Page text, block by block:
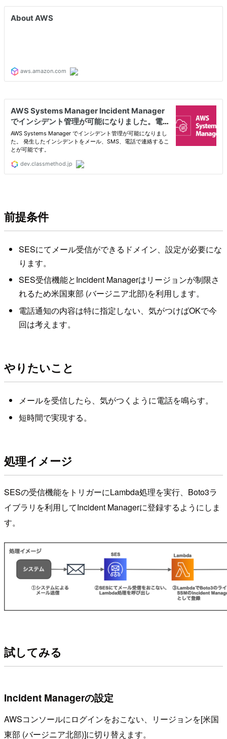
前提条件
SESにてメール受信ができるドメイン、設定が必要にな
ります。
SES受信機能とIncident Managerはリージョンが制限さ
れるため米国東部 (バージニア北部)を利用します。
電話通知の内容は特に指定しない、気がつけばOKで今
回は考えます。
やりたいこと
メールを受信したら、気がつくように電話を鳴らす。
短時間で実現する。
処理イメージ
SESの受信機能をトリガーにLambda処理を実行、Boto3ラ
イブラリを利用してIncident Managerに登録するようにしま
す。
試してみる
Incident Managerの設定
AWSコンソールにログインをおこない、リージョンを[米国
東部 (バージニア北部)]に切り替えます。